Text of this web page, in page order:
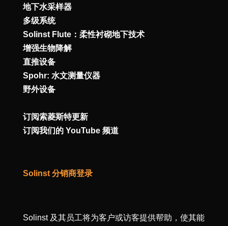
地下水采样器
多级系统
Solinst Flute：柔性衬砌地下技术
增强生物降解
直推设备
Spohr: 水文测量仪器
野外设备
订阅索菱斯特更新
订阅我们的 YouTube 频道
Solinst 分销商登录
Solinst 及其员工将为客户或访客提供帮助，使其能